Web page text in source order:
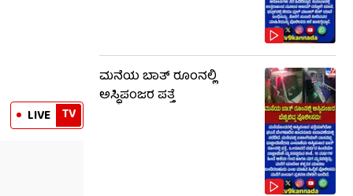
LIVE TV
ಮನೆಯ ಬಾತ್ ರೂಂನಲ್ಲಿ
ಅಸ್ಥಿಪಂಜರ ಪತ್ತೆ